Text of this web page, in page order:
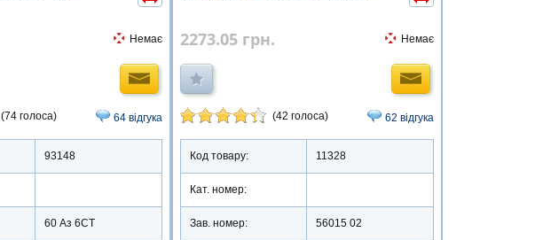
Немає
(74 голоса) 64 відгука
93148
60 Аз 6СТ
2273.05 грн. Немає
(42 голоса) 62 відгука
Код товару: 11328
Кат. номер:
Зав. номер: 56015 02